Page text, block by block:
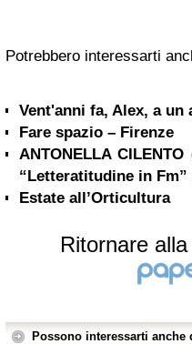
Potrebbero interessarti
Vent'anni fa, Alex, a
Fare spazio – Firenze
ANTONELLA
“Letteratitudine in Fm”
Estate all’Orticultura
Ritornare
Possono interessarti anche